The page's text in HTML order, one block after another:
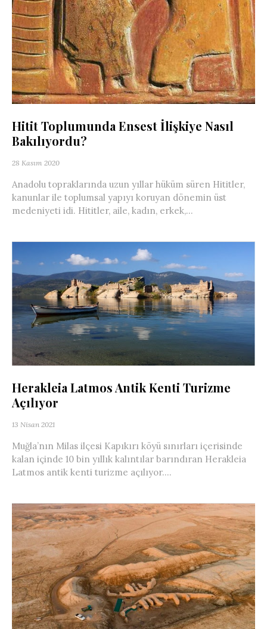
Hitit Toplumunda Ensest İlişkiye Nasıl
Bakılıyordu?
28 Kasım 2020
Anadolu topraklarında uzun yıllar hüküm süren Hititler,
kanunlar ile toplumsal yapıyı koruyan dönemin üst
medeniyeti idi. Hititler, aile, kadın, erkek,...
Herakleia Latmos Antik Kenti Turizme
Açılıyor
13 Nisan 2021
Muğla’nın Milas ilçesi Kapıkırı köyü sınırları içerisinde
kalan içinde 10 bin yıllık kalıntılar barındıran Herakleia
Latmos antik kenti turizme açılıyor....